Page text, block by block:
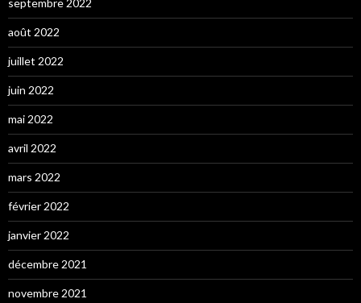
septembre 2022
août 2022
juillet 2022
juin 2022
mai 2022
avril 2022
mars 2022
février 2022
janvier 2022
décembre 2021
novembre 2021